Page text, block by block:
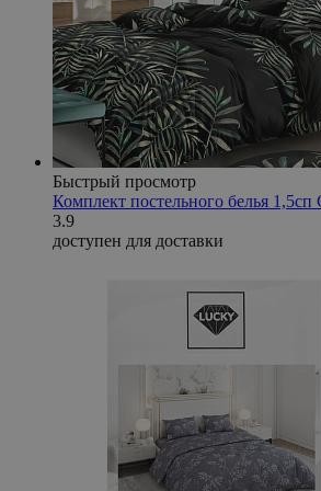
Быстрый просмотр
Комплект постельного белья
3.9
доступен для доставки